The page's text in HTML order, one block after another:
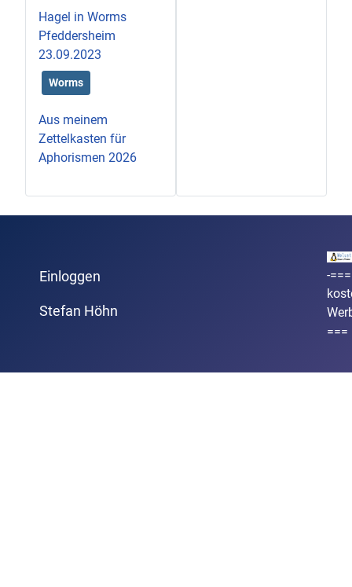
Hagel in Worms
Pfeddersheim
23.09.2023
Worms
Aus meinem
Zettelkasten für
Aphorismen 2026
Einloggen
Stefan Höhn
-===
===